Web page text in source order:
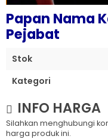
Papan Nama
Pejabat
Stok
Kategori
INFO HARGA
Silahkan menghubungi
harga produk ini.